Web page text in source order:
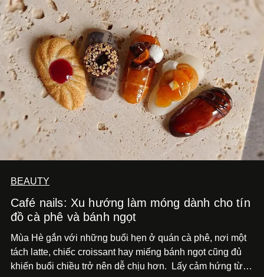
BEAUTY
Café nails: Xu hướng làm móng dành cho tín
đồ cà phê và bánh ngọt
Mùa Hè gắn với những buổi hẹn ở quán cà phê, nơi một
tách latte, chiếc croissant hay miếng bánh ngọt cũng đủ
khiến buổi chiều trở nên dễ chịu hơn.
Lấy cảm hứng từ